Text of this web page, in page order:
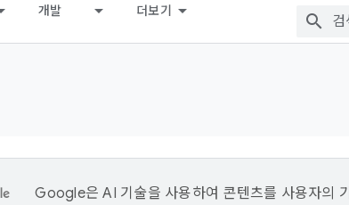
개발 더보기
Google은 AI 기술을 사용하여 콘텐츠를 사용자의